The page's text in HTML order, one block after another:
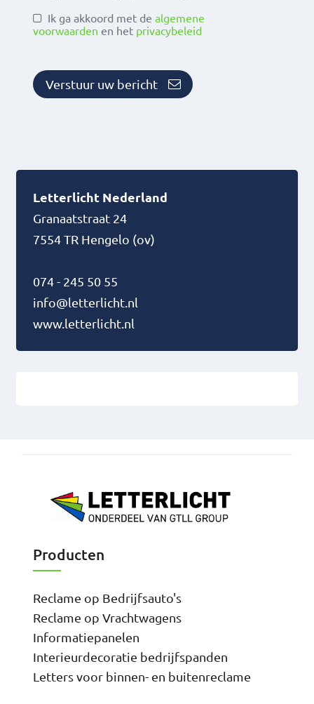
Ik ga akkoord met de algemene
voorwaarden en het privacybeleid
Verstuur uw bericht
Letterlicht Nederland
Granaatstraat 24
7554 TR Hengelo (ov)
074 - 245 50 55
info@letterlicht.nl
www.letterlicht.nl
Producten
Reclame op Bedrijfsauto's
Reclame op Vrachtwagens
Informatiepanelen
Interieurdecoratie bedrijfspanden
Letters voor binnen- en buitenreclame